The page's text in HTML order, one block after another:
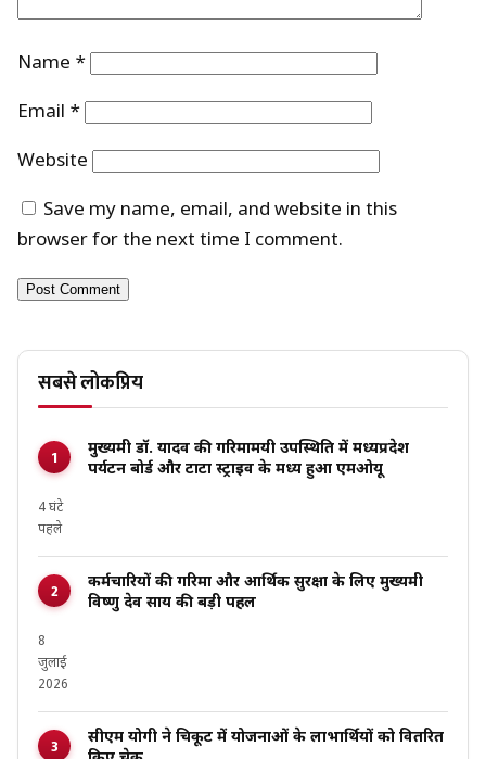
Name *
Email *
Website
Save my name, email, and website in this
browser for the next time I comment.
सबसे लोकप्रिय
मुख्यमंत्री डॉ. यादव की गरिमामयी उपस्थिति में मध्यप्रदेश
पर्यटन बोर्ड और टाटा स्ट्राइव के मध्य हुआ एमओयू
4 घंटे
पहले
कर्मचारियों की गरिमा और आर्थिक सुरक्षा के लिए मुख्यमंत्री
विष्णु देव साय की बड़ी पहल
8
जुलाई
2026
सीएम योगी ने चित्रकूट में योजनाओं के लाभार्थियों को वितरित